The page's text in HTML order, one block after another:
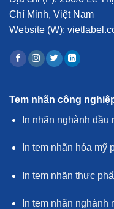
Chí Minh, Việt Nam
Website (W):
Tem nhãn công
In nhãn nghành dầu
In tem nhãn hóa mỹ
In tem nhãn thực
In tem nhãn nghành